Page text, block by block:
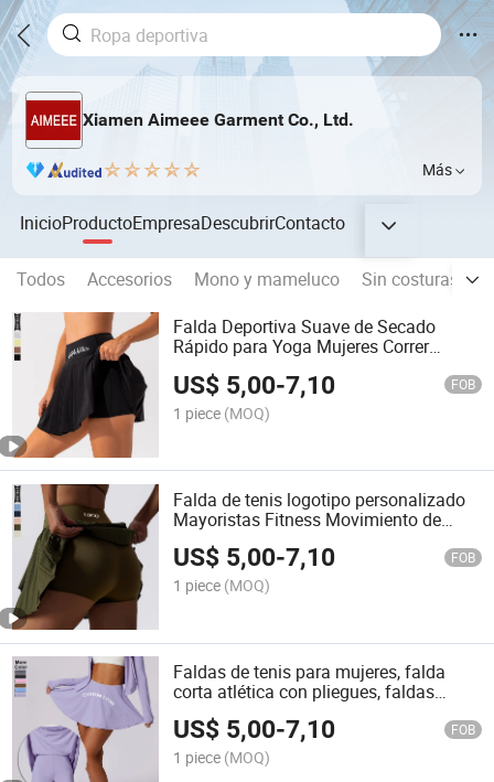
Xiamen Aimeee Garment Co., Ltd.
Más
InicioProductoEmpresaDescubrirContacto
Todos Accesorios Mono y mameluco
Sin costuras
Falda Deportiva Suave de Secado
Rápido para Yoga Mujeres Correr
Cortos
US$ 5,00-7,10 FOB
1 piece (MOQ)
Falda de tenis logotipo personalizado
Mayoristas Fitness Movimiento de
gimnasio mujeres Yoga Falda
deportiva
US$ 5,00-7,10 FOB
1 piece (MOQ)
Faldas de tenis para mujeres, falda
corta atlética con pliegues, faldas
ligeras para golf con pantalones cortos,
ropa de entrenamiento
US$ 5,00-7,10 FOB
1 piece (MOQ)